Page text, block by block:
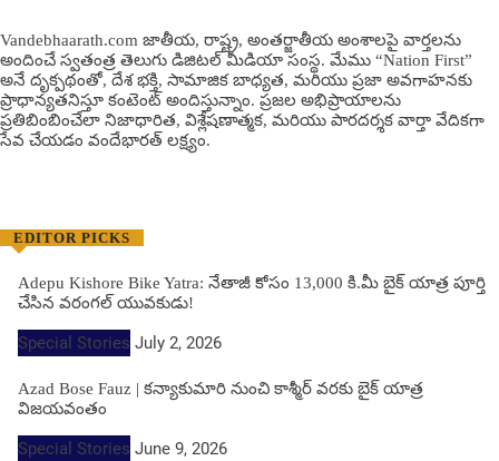
Vandebhaarath.com జాతీయ, రాష్ట్ర, అంతర్జాతీయ అంశాలపై వార్తలను
అందించే స్వతంత్ర తెలుగు డిజిటల్ మీడియా సంస్థ. మేము “Nation First”
అనే దృక్పథంతో, దేశ భక్తి, సామాజిక బాధ్యత, మరియు ప్రజా అవగాహనకు
ప్రాధాన్యతనిస్తూ కంటెంట్ అందిస్తున్నాం. ప్రజల అభిప్రాయాలను
ప్రతిబింబించేలా నిజాధారిత, విశ్లేషణాత్మక, మరియు పారదర్శక వార్తా వేదికగా
సేవ చేయడం వందేభార‌త్ ల‌క్ష్యం.
EDITOR PICKS
Adepu Kishore Bike Yatra: నేతాజీ కోసం 13,000 కి.మీ బైక్ యాత్ర పూర్తి
చేసిన వరంగల్ యువకుడు!
Special Stories July 2, 2026
Azad Bose Fauz | కన్యాకుమారి నుంచి కాశ్మీర్ వరకు బైక్ యాత్ర
విజయవంతం
Special Stories June 9, 2026